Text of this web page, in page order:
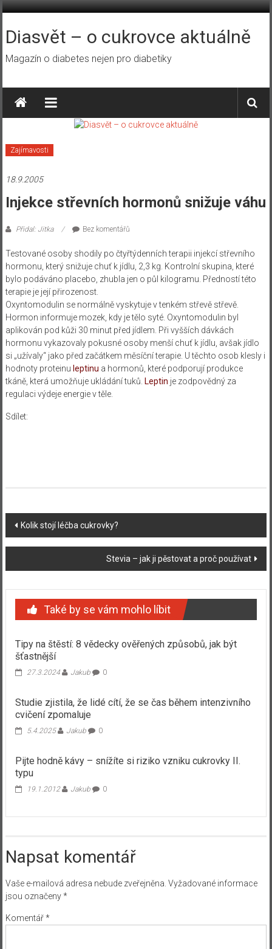
Přeskočit
obsah
Diasvět – o cukrovce aktuálně
Magazín o diabetes nejen pro diabetiky
Zajímavosti
18.9.2005
Injekce střevních hormonů snižuje váhu
Přidal: Jitka Bez komentářů
Testované osoby shodily po čtyřtýdenních terapii injekcí střevního
hormonu, který snižuje chuť k jídlu, 2,3 kg. Kontrolní skupina, které
bylo podáváno placebo, zhubla jen o půl kilogramu. Předností této
terapie je její přirozenost.
Oxyntomodulin se normálně vyskytuje v tenkém střevě střevě.
Hormon informuje mozek, kdy je tělo syté. Oxyntomodulin byl
aplikován pod kůži 30 minut před jídlem. Při vyšších dávkách
hormonu vykazovaly pokusné osoby menší chuť k jídlu, avšak jídlo
si „užívaly“ jako před začátkem měsíční terapie. U těchto osob klesly i
hodnoty proteinu leptinu a hormonů, které podporují produkce
tkáně, která umožňuje ukládání tuků. Leptin je zodpovědný za
regulaci výdeje energie v těle.
Sdílet:
Navigace
příspěvku
Kolik stojí léčba cukrovky?
Stevia – jak ji pěstovat a proč používat
Také by se vám mohlo líbit
Tipy na štěstí: 8 vědecky ověřených způsobů, jak být
šťastnější
27.3.2024 Jakub 0
Studie zjistila, že lidé cítí, že se čas během intenzivního
cvičení zpomaluje
5.4.2025 Jakub 0
Pijte hodně kávy – snížíte si riziko vzniku cukrovky II.
typu
19.1.2012 Jakub 0
Napsat komentář
Vaše e-mailová adresa nebude zveřejněna. Vyžadované informace
jsou označeny*
Komentář*